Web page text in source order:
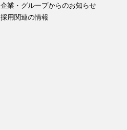
企業・グループからのお知らせ
採用関連の情報